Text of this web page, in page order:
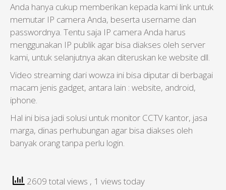
Anda hanya cukup memberikan kepada kami link untuk
memutar IP camera Anda, beserta username dan
passwordnya. Tentu saja IP camera Anda harus
menggunakan IP publik agar bisa diakses oleh server
kami, untuk selanjutnya akan diteruskan ke website dll.
Video streaming dari wowza ini bisa diputar di berbagai
macam jenis gadget, antara lain : website, android,
iphone.
Hal ini bisa jadi solusi untuk monitor CCTV kantor, jasa
marga, dinas perhubungan agar bisa diakses oleh
banyak orang tanpa perlu login.
2609 total views , 1 views today